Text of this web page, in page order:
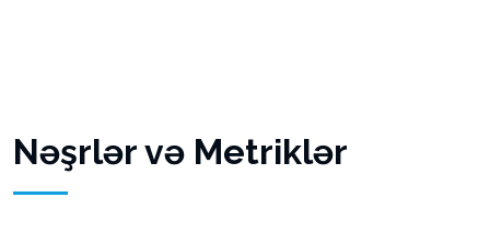
Nəşrlər və Metriklər